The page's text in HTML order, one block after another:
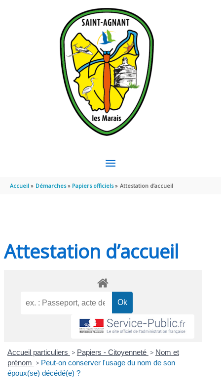
MENU
PRINCIPAL
Accueil Démarches Papiers officiels Attestation d’accueil
Attestation d’accueil
Accueil particuliers > Papiers - Citoyenneté > Nom et
prénom > Peut-on conserver l'usage du nom de son
époux(se) décédé(e) ?